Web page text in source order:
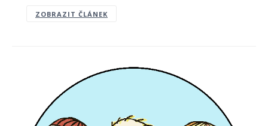
ZOBRAZIT ČLÁNEK